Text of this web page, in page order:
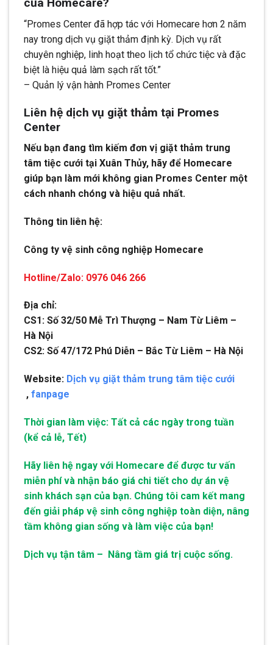
của Homecare?
“Promes Center đã hợp tác với Homecare hơn 2 năm
nay trong dịch vụ giặt thảm định kỳ. Dịch vụ rất
chuyên nghiệp, linh hoạt theo lịch tổ chức tiệc và đặc
biệt là hiệu quả làm sạch rất tốt.”
– Quản lý vận hành Promes Center
Liên hệ dịch vụ giặt thảm tại Promes
Center
Nếu bạn đang tìm kiếm đơn vị giặt thảm trung
tâm tiệc cưới tại Xuân Thủy, hãy để Homecare
giúp bạn làm mới không gian Promes Center một
cách nhanh chóng và hiệu quả nhất.
Thông tin liên hệ:
Công ty vệ sinh công nghiệp Homecare
Hotline/Zalo: 0976 046 266
Địa chỉ:
CS1: Số 32/50 Mễ Trì Thượng – Nam Từ Liêm –
Hà Nội
CS2: Số 47/172 Phú Diễn – Bắc Từ Liêm – Hà Nội
Website: Dịch vụ giặt thảm trung tâm tiệc cưới
, fanpage
Thời gian làm việc: Tất cả các ngày trong tuần
(kể cả lễ, Tết)
Hãy liên hệ ngay với Homecare để được tư vấn
miễn phí và nhận báo giá chi tiết cho dự án vệ
sinh khách sạn của bạn. Chúng tôi cam kết mang
đến giải pháp vệ sinh công nghiệp toàn diện, nâng
tầm không gian sống và làm việc của bạn!
Dịch vụ tận tâm – Nâng tầm giá trị cuộc sống.